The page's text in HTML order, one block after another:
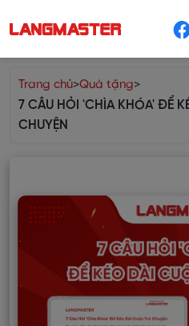
Trang chủ>Quà tặng>
7 CÂU HỎI 'CHÌA KHÓA' ĐỂ
CHUYỆN